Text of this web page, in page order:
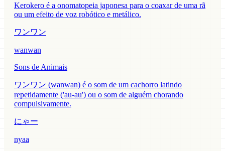
Kerokero é a onomatopeia japonesa para o coaxar de uma rã
ou um efeito de voz robótico e metálico.
ワンワン
wanwan
Sons de Animais
ワンワン (wanwan) é o som de um cachorro latindo
repetidamente ('au-au') ou o som de alguém chorando
compulsivamente.
にゃー
nyaa